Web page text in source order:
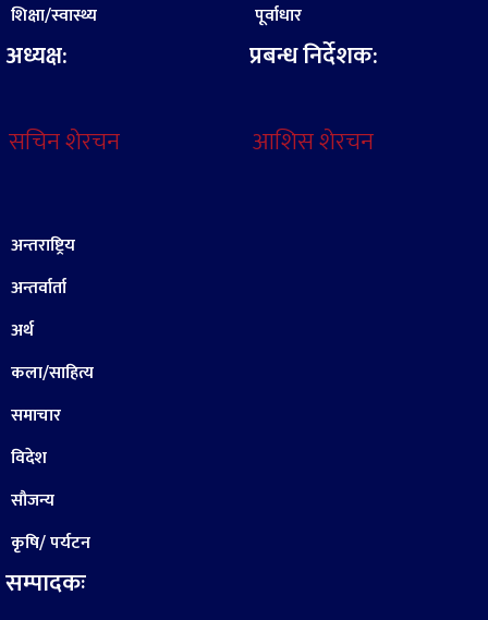
शिक्षा/स्वास्थ्य
अध्यक्ष:
सचिन शेरचन
पूर्वाधार
प्रबन्ध निर्देशक:
आशिस शेरचन
अन्तराष्ट्रिय
अन्तर्वार्ता
अर्थ
कला/साहित्य
समाचार
विदेश
सौजन्य
कृषि/ पर्यटन
सम्पादकः